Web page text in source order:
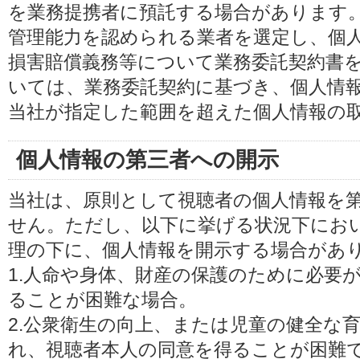
を業務提携者に預託する場合があります
管理能力を認められる業者を選定し、個
損害賠償義務等について業務委託契約書
いては、業務委託契約に基づき、個人情
当社が指定した範囲を超えた個人情報の
個人情報の第三者への開示
当社は、原則として視聴者の個人情報を
せん。ただし、以下に挙げる状況下にお
理の下に、個人情報を開示する場合があ
1.人命や身体、財産の保護のために必要
ることが困難な場合。
2.公衆衛生の向上、または児童の健全な
れ、視聴者本人の同意を得ることが困難